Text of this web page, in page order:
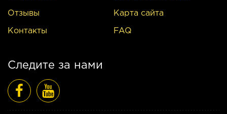
Отзывы
Контакты
Карта сайта
FAQ
Следите за нами